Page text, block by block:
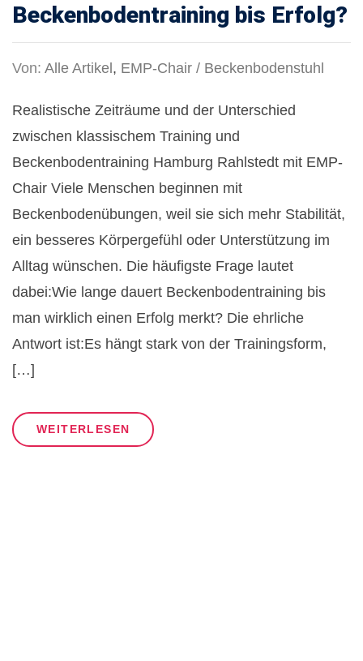
Beckenbodentraining bis Erfolg?
Von: Alle Artikel , EMP-Chair / Beckenbodenstuhl
Realistische Zeiträume und der Unterschied
zwischen klassischem Training und
Beckenbodentraining Hamburg Rahlstedt mit EMP-
Chair Viele Menschen beginnen mit
Beckenbodenübungen, weil sie sich mehr Stabilität,
ein besseres Körpergefühl oder Unterstützung im
Alltag wünschen. Die häufigste Frage lautet
dabei:Wie lange dauert Beckenbodentraining bis
man wirklich einen Erfolg merkt? Die ehrliche
Antwort ist:Es hängt stark von der Trainingsform,
[…]
WEITERLESEN